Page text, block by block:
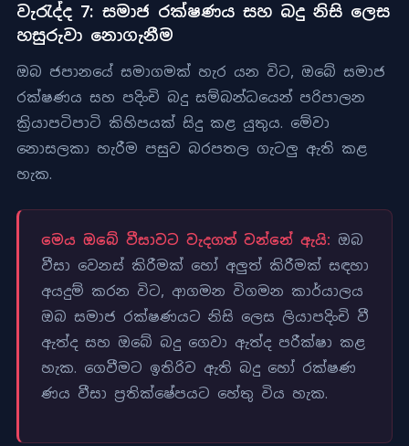
වැරැද්ද 7: සමාජ රක්ෂණය සහ බදු නිසි ලෙස
හසුරුවා නොගැනීම
ඔබ ජපානයේ සමාගමක් හැර යන විට, ඔබේ සමාජ
රක්ෂණය සහ පදිංචි බදු සම්බන්ධයෙන් පරිපාලන
ක්‍රියාපටිපාටි කිහිපයක් සිදු කළ යුතුය. මේවා
නොසලකා හැරීම පසුව බරපතල ගැටලු ඇති කළ
හැක.
මෙය ඔබේ වීසාවට වැදගත් වන්නේ ඇයි: ඔබ
වීසා වෙනස් කිරීමක් හෝ අලුත් කිරීමක් සඳහා
අයදුම් කරන විට, ආගමන විගමන කාර්යාලය
ඔබ සමාජ රක්ෂණයට නිසි ලෙස ලියාපදිංචි වී
ඇත්ද සහ ඔබේ බදු ගෙවා ඇත්ද පරීක්ෂා කළ
හැක. ගෙවීමට ඉතිරිව ඇති බදු හෝ රක්ෂණ
ණය වීසා ප්‍රතික්ෂේපයට හේතු විය හැක.